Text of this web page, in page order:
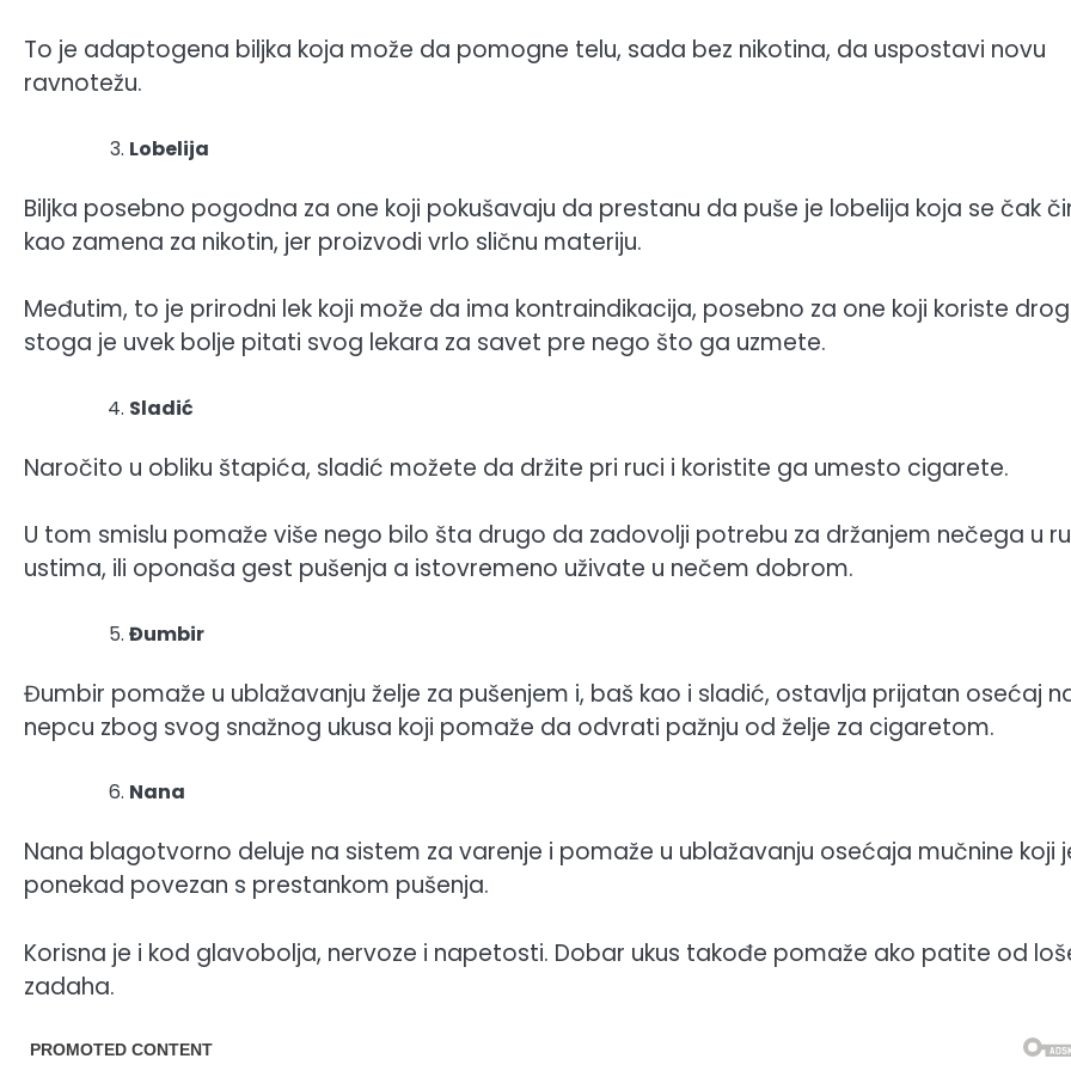
To je adaptogena biljka koja može da pomogne telu, sada bez nikotina, da uspostavi novu
ravnotežu.
Lobelija
Biljka posebno pogodna za one koji pokušavaju da prestanu da puše je lobelija koja se čak
kao zamena za nikotin, jer proizvodi vrlo sličnu materiju.
Međutim, to je prirodni lek koji može da ima kontraindikacija, posebno za one koji koriste
stoga je uvek bolje pitati svog lekara za savet pre nego što ga uzmete.
Sladić
Naročito u obliku štapića, sladić možete da držite pri ruci i koristite ga umesto cigarete.
U tom smislu pomaže više nego bilo šta drugo da zadovolji potrebu za držanjem nečega u
ustima, ili oponaša gest pušenja a istovremeno uživate ​​u nečem dobrom.
Đumbir
Đumbir pomaže u ublažavanju želje za pušenjem i, baš kao i sladić, ostavlja prijatan osećaj
nepcu zbog svog snažnog ukusa koji pomaže da odvrati pažnju od želje za cigaretom.
Nana
Nana blagotvorno deluje na sistem za varenje i pomaže u ublažavanju osećaja mučnine koji
ponekad povezan s prestankom pušenja.
Korisna je i kod glavobolja, nervoze i napetosti. Dobar ukus takođe pomaže ako patite od
zadaha.